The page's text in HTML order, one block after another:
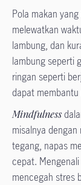
Pola makan
melewatkan
lambung, dan
lambung seperti
ringan seperti
dapat
Mindfulness
misalnya
tegang, napas
cepat.
mencegah stres